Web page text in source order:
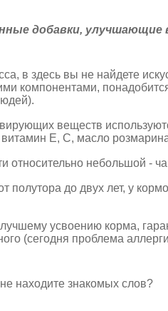
добавки, улучшающие
в здесь вы не найдете
компонентами,
веществ
E, C, масло
относительно небольшой -
полутора до двух лет, у
усвоению корма,
(сегодня проблема
находите знакомых слов?